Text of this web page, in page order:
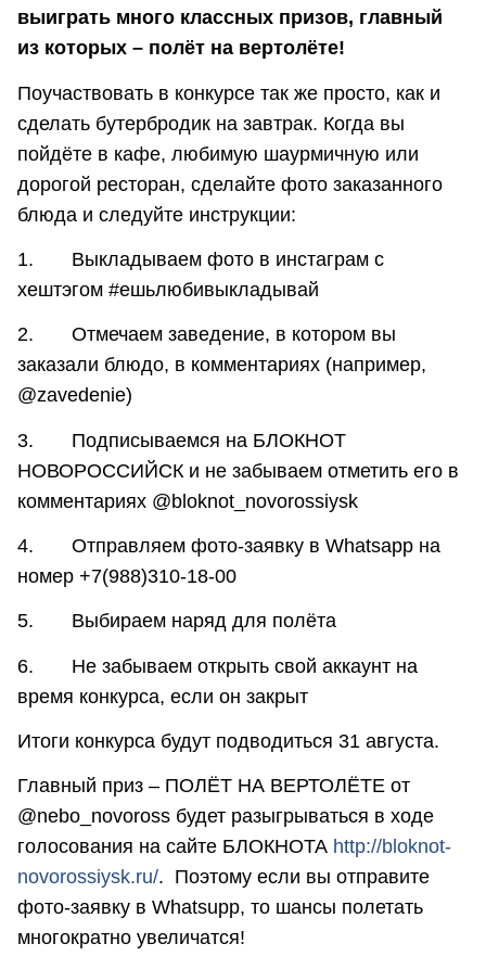
выиграть много классных призов, главный
из которых – полёт на вертолёте!
Поучаствовать в конкурсе так же просто, как и
сделать бутербродик на завтрак. Когда вы
пойдёте в кафе, любимую шаурмичную или
дорогой ресторан, сделайте фото заказанного
блюда и следуйте инструкции:
1. Выкладываем фото в инстаграм с
хештэгом #ешьлюбивыкладывай
2. Отмечаем заведение, в котором вы
заказали блюдо, в комментариях (например,
@zavedenie)
3. Подписываемся на БЛОКНОТ
НОВОРОССИЙСК и не забываем отметить его в
комментариях @bloknot_novorossiysk
4. Отправляем фото-заявку в Whatsapp на
номер +7(988)310-18-00
5. Выбираем наряд для полёта
6. Не забываем открыть свой аккаунт на
время конкурса, если он закрыт
Итоги конкурса будут подводиться 31 августа.
Главный приз – ПОЛЁТ НА ВЕРТОЛЁТЕ от
@nebo_novoross будет разыгрываться в ходе
голосования на сайте БЛОКНОТА http://bloknot-
novorossiysk.ru/. Поэтому если вы отправите
фото-заявку в Whatsupp, то шансы полетать
многократно увеличатся!